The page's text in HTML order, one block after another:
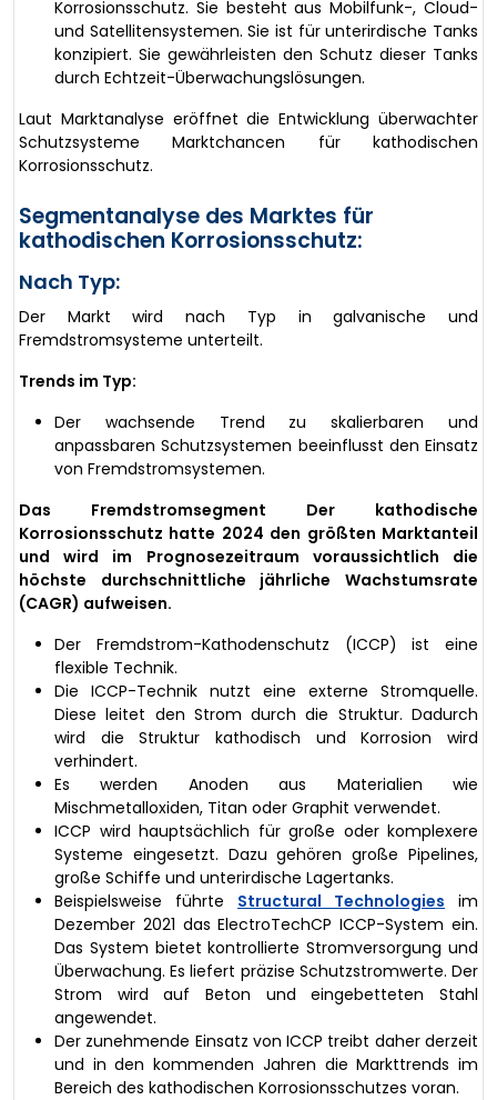
Korrosionsschutz. Sie besteht aus Mobilfunk-, Cloud-
und Satellitensystemen. Sie ist für unterirdische Tanks
konzipiert. Sie gewährleisten den Schutz dieser Tanks
durch Echtzeit-Überwachungslösungen.
Laut Marktanalyse eröffnet die Entwicklung überwachter
Schutzsysteme Marktchancen für kathodischen
Korrosionsschutz.
Segmentanalyse des Marktes für
kathodischen Korrosionsschutz:
Nach Typ:
Der Markt wird nach Typ in galvanische und
Fremdstromsysteme unterteilt.
Trends im Typ:
Der wachsende Trend zu skalierbaren und
anpassbaren Schutzsystemen beeinflusst den Einsatz
von Fremdstromsystemen.
Das Fremdstromsegment Der kathodische
Korrosionsschutz hatte 2024 den größten Marktanteil
und wird im Prognosezeitraum voraussichtlich die
höchste durchschnittliche jährliche Wachstumsrate
(CAGR) aufweisen.
Der Fremdstrom-Kathodenschutz (ICCP) ist eine
flexible Technik.
Die ICCP-Technik nutzt eine externe Stromquelle.
Diese leitet den Strom durch die Struktur. Dadurch
wird die Struktur kathodisch und Korrosion wird
verhindert.
Es werden Anoden aus Materialien wie
Mischmetalloxiden, Titan oder Graphit verwendet.
ICCP wird hauptsächlich für große oder komplexere
Systeme eingesetzt. Dazu gehören große Pipelines,
große Schiffe und unterirdische Lagertanks.
Beispielsweise führte Structural Technologies im
Dezember 2021 das ElectroTechCP ICCP-System ein.
Das System bietet kontrollierte Stromversorgung und
Überwachung. Es liefert präzise Schutzstromwerte. Der
Strom wird auf Beton und eingebetteten Stahl
angewendet.
Der zunehmende Einsatz von ICCP treibt daher derzeit
und in den kommenden Jahren die Markttrends im
Bereich des kathodischen Korrosionsschutzes voran.